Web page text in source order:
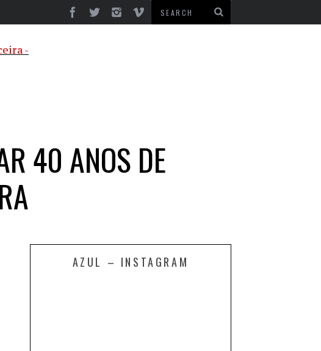
40 ANOS DE
AZUL – INSTAGRAM